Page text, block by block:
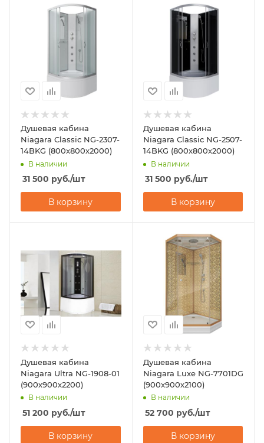
Душевая кабина
Niagara Classic NG-2307-
14BKG (800х800х2000)
В наличии
31 500 руб./шт
В корзину
Душевая кабина
Niagara Classic NG-2507-
14BKG (800х800х2000)
В наличии
31 500 руб./шт
В корзину
Душевая кабина
Niagara Ultra NG-1908-01
(900х900х2200)
В наличии
51 200 руб./шт
В корзину
Душевая кабина
Niagara Luxe NG-7701DG
(900x900х2100)
В наличии
52 700 руб./шт
В корзину